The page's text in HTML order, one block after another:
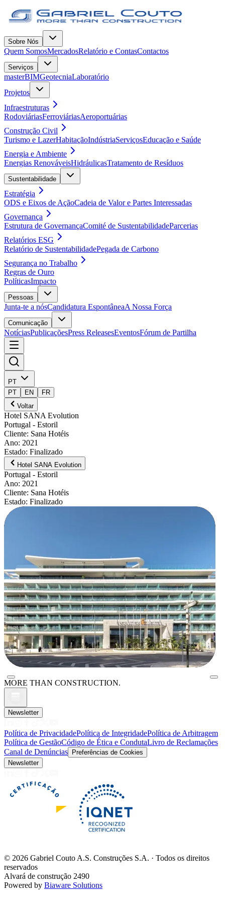
Sobre Nós
Quem SomosMercadosRelatório e ContasContactos
Serviços
masterBIMGeotecniaLaboratório
Projetos
Infraestruturas
RodoviáriasFerroviáriasAeroportuárias
Construção Civil
Turismo e LazerHabitaçãoIndústriaServiçosEducação e Saúde
Energia e Ambiente
Energias RenováveisHidráulicasTratamento de Resíduos
Sustentabilidade
Estratégia
ODS e Eixos de AçãoCadeia de Valor e Partes Interessadas
Governança
Estrutura de GovernançaComité de SustentabilidadeParcerias
Relatórios ESG
Relatório de SustentabilidadePegada de Carbono
Segurança no Trabalho
Regras de Ouro
PolíticasImpacto
Pessoas
Junta-te a nósCandidatura EspontâneaA Nossa Força
Comunicação
NotíciasPublicaçõesPress ReleasesEventosFórum de Partilha
PT
PT
EN
FR
Voltar
Hotel SANA Evolution
Portugal - Estoril
Cliente: Sana Hotéis
Ano: 2021
Estado: Finalizado
Hotel SANA Evolution
Portugal - Estoril
Ano: 2021
Cliente: Sana Hotéis
Estado: Finalizado
MORE THAN CONSTRUCTION.
Newsletter
Política de PrivacidadePolítica de IntegridadePolítica de Arbitragem
Política de GestãoCódigo de Ética e CondutaLivro de Reclamações
Canal de Denúncias
Preferências de Cookies
Newsletter
© 2026 Gabriel Couto A.S. Construções S.A. · Todos os direitos
reservados
Alvará de construção 2490
Powered by Biaware Solutions